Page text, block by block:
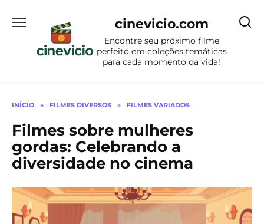
para
conteúdo
cinevicio.com
Encontre seu próximo filme
perfeito em coleções temáticas
para cada momento da vida!
INÍCIO » FILMES DIVERSOS » FILMES VARIADOS
Filmes sobre mulheres
gordas: Celebrando a
diversidade no cinema